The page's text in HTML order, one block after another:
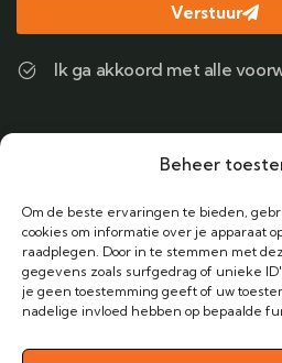
Beheer
Om de beste ervaringen te bieden,
cookies om informatie over je apparaat
raadplegen. Door in te stemmen met
gegevens zoals surfgedrag of unieke
je geen toestemming geeft of uw
nadelige invloed hebben op bepaalde
Verstuur
Ik ga akkoord met alle
Bel ons
+31 (0) 6 38424122
Email Adres
info@vakantieanders.nl
Kantoor